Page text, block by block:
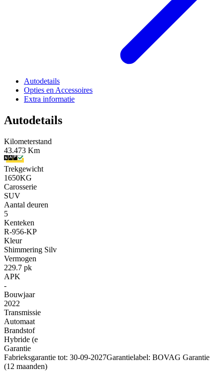
Autodetails
Opties en Accessoires
Extra informatie
Autodetails
Kilometerstand
43.473 Km
Trekgewicht
1650KG
Carosserie
SUV
Aantal deuren
5
Kenteken
R-956-KP
Kleur
Shimmering Silv
Vermogen
229.7 pk
APK
-
Bouwjaar
2022
Transmissie
Automaat
Brandstof
Hybride (e
Garantie
Fabrieksgarantie tot: 30-09-2027Garantielabel: BOVAG Garantie
(12 maanden)